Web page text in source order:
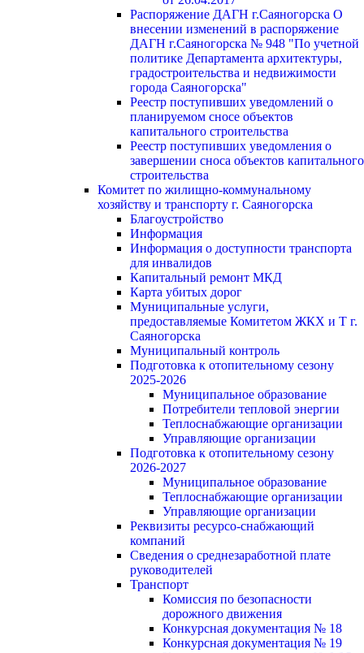
Распоряжение ДАГН г.Саяногорска О
внесении изменений в распоряжение
ДАГН г.Саяногорска № 948 "По учетной
политике Департамента архитектуры,
градостроительства и недвижимости
города Саяногорска"
Реестр поступивших уведомлений о
планируемом сносе объектов
капитального строительства
Реестр поступивших уведомления о
завершении сноса объектов капитального
строительства
Комитет по жилищно-коммунальному
хозяйству и транспорту г. Саяногорска
Благоустройство
Информация
Информация о доступности транспорта
для инвалидов
Капитальный ремонт МКД
Карта убитых дорог
Муниципальные услуги,
предоставляемые Комитетом ЖКХ и Т г.
Саяногорска
Муниципальный контроль
Подготовка к отопительному сезону
2025-2026
Муниципальное образование
Потребители тепловой энергии
Теплоснабжающие организации
Управляющие организации
Подготовка к отопительному сезону
2026-2027
Муниципальное образование
Теплоснабжающие организации
Управляющие организации
Реквизиты ресурсо-снабжающий
компаний
Сведения о среднезаработной плате
руководителей
Транспорт
Комиссия по безопасности
дорожного движения
Конкурсная документация № 18
Конкурсная документация № 19